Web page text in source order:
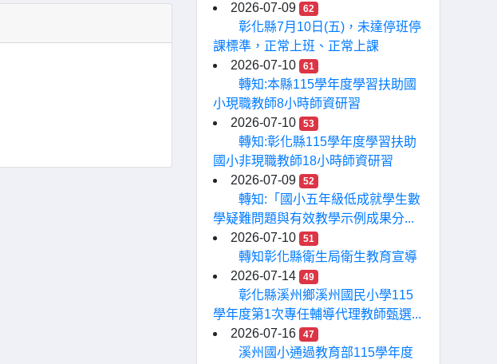
2026-07-09
62
彰化縣7月10日(五)，未達停班停
課標準，正常上班、正常上課
2026-07-10
61
轉知:本縣115學年度學習扶助國
小現職教師8小時師資研習
2026-07-10
53
轉知:彰化縣115學年度學習扶助
國小非現職教師18小時師資研習
2026-07-09
52
轉知:「國小五年級低成就學生數
學疑難問題與有效教學示例成果分...
2026-07-10
51
轉知彰化縣衛生局衛生教育宣導
2026-07-14
49
彰化縣溪州鄉溪州國民小學115
學年度第1次專任輔導代理教師甄選...
2026-07-16
47
溪州國小通過教育部115學年度